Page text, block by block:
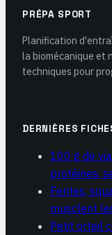
PRÉPA SPORT
Planification
la biomécanique et
techniques pour
DERNIÈRES
100 g de
protéines,
Fentes,
musclent
Petit orteil